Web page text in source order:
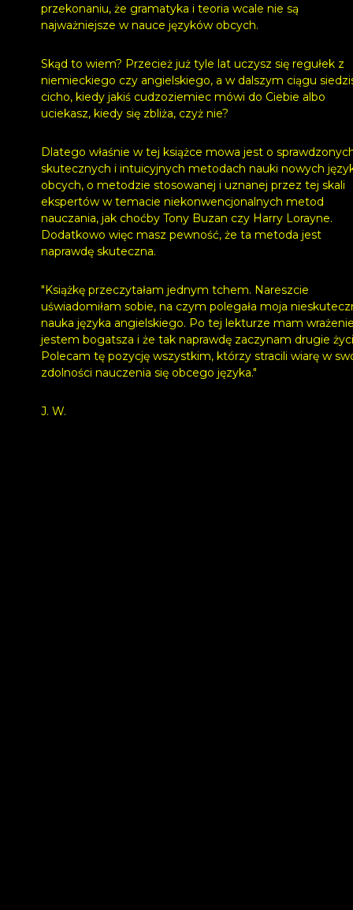
przekonaniu, że gramatyka i teoria wcale nie są
najważniejsze w nauce języków obcych.
Skąd to wiem? Przecież już tyle lat uczysz się regułek z
niemieckiego czy angielskiego, a w dalszym ciągu
cicho, kiedy jakiś cudzoziemiec mówi do Ciebie albo
uciekasz, kiedy się zbliża, czyż nie?
Dlatego właśnie w tej książce mowa jest o
skutecznych i intuicyjnych metodach nauki nowych
obcych, o metodzie stosowanej i uznanej przez tej skali
ekspertów w temacie niekonwencjonalnych metod
nauczania, jak choćby Tony Buzan czy Harry Lorayne.
Dodatkowo więc masz pewność, że ta metoda jest
naprawdę skuteczna.
"Książkę przeczytałam jednym tchem. Nareszcie
uświadomiłam sobie, na czym polegała moja
nauka języka angielskiego. Po tej lekturze mam
jestem bogatsza i że tak naprawdę zaczynam drugie
Polecam tę pozycję wszystkim, którzy stracili wiarę w
zdolności nauczenia się obcego języka."
J. W.